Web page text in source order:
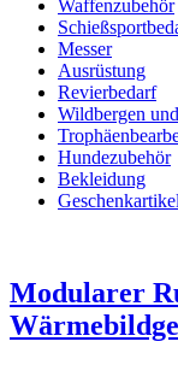
Waffenzubehör
Messer
Ausrüstung
Revierbedarf
Wildbergen
Hundezubehör
Bekleidung
Modularer